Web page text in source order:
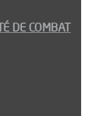
DE COMBAT